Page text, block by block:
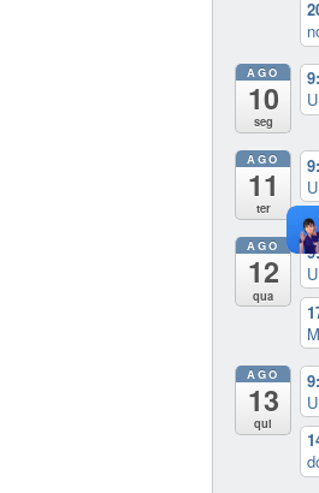
AGO
10
seg
AGO
11
ter
AGO
12
qua
AGO
13
qui